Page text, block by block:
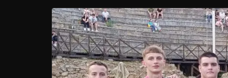
A
p
p
b
o
o
k